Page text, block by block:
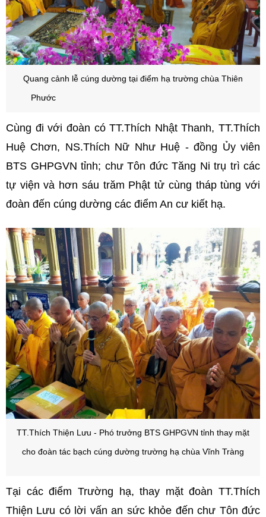
Quang cảnh lễ cúng dường tại điểm hạ trường chùa Thiên
Phước
Cùng đi với đoàn có TT.Thích Nhật Thanh, TT.Thích
Huệ Chơn, NS.Thích Nữ Như Huệ - đồng Ủy viên
BTS GHPGVN tỉnh; chư Tôn đức Tăng Ni trụ trì các
tự viện và hơn sáu trăm Phật tử cùng tháp tùng với
đoàn đến cúng dường các điểm An cư kiết hạ.
TT.Thích Thiện Lưu - Phó trưởng BTS GHPGVN tỉnh thay mặt
cho đoàn tác bạch cúng dường trường hạ chùa Vĩnh Tràng
Tại các điểm Trường hạ, thay mặt đoàn TT.Thích
Thiện Lưu có lời vấn an sức khỏe đến chư Tôn đức